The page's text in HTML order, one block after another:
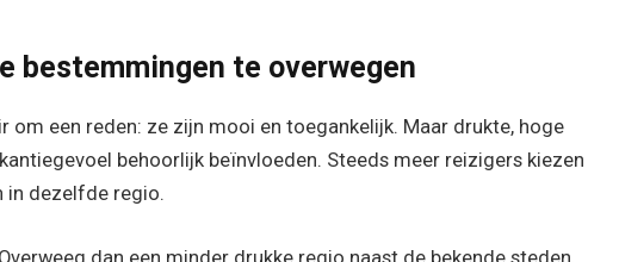
bestemmingen te overwegen
om een reden: ze zijn mooi en toegankelijk. Maar drukte, hoge
behoorlijk beïnvloeden. Steeds meer reizigers kiezen
in dezelfde regio.